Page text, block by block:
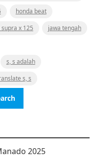
honda beat
x 125
jawa tengah
s, s adalah
s, s
2025